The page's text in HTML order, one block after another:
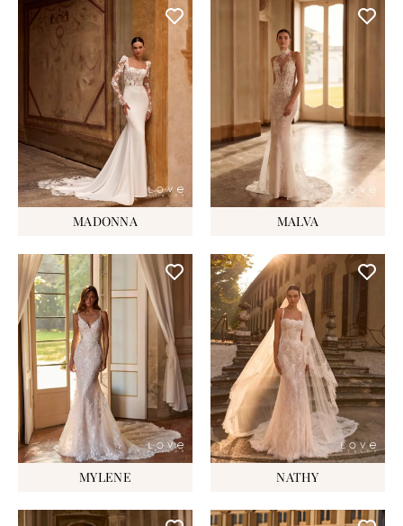
MADONNA MALVA
MYLENE NATHY